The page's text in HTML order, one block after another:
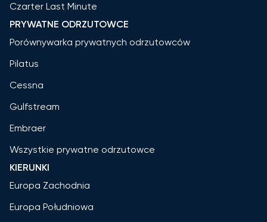
Czarter Last Minute
PRYWATNE ODRZUTOWCE
Porównywarka prywatnych odrzutowców
Pilatus
Cessna
Gulfstream
Embraer
Wszystkie prywatne odrzutowce
KIERUNKI
Europa Zachodnia
Europa Południowa